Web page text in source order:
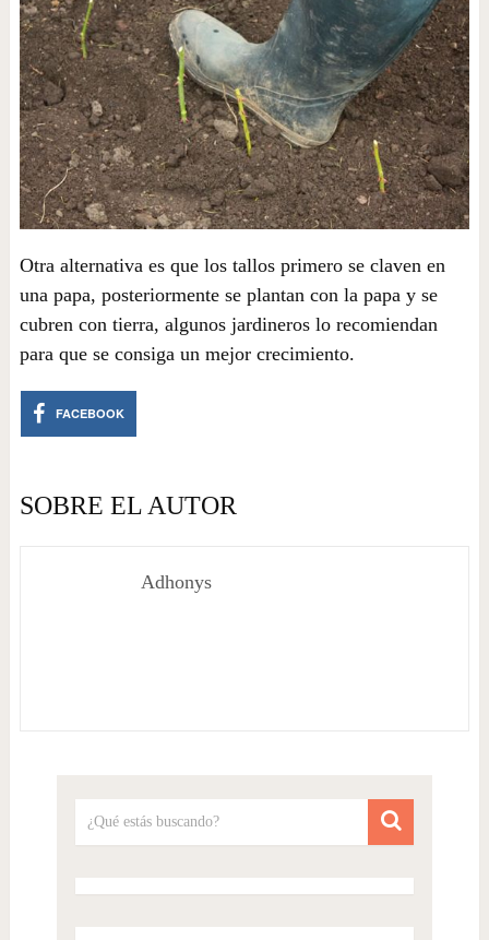
Otra alternativa es que los tallos primero se claven en
una papa, posteriormente se plantan con la papa y se
cubren con tierra, algunos jardineros lo recomiendan
para que se consiga un mejor crecimiento.
FACEBOOK
SOBRE EL AUTOR
Adhonys